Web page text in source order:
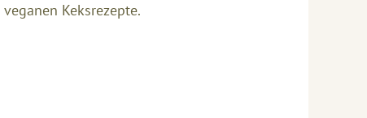
Keksrezepte.